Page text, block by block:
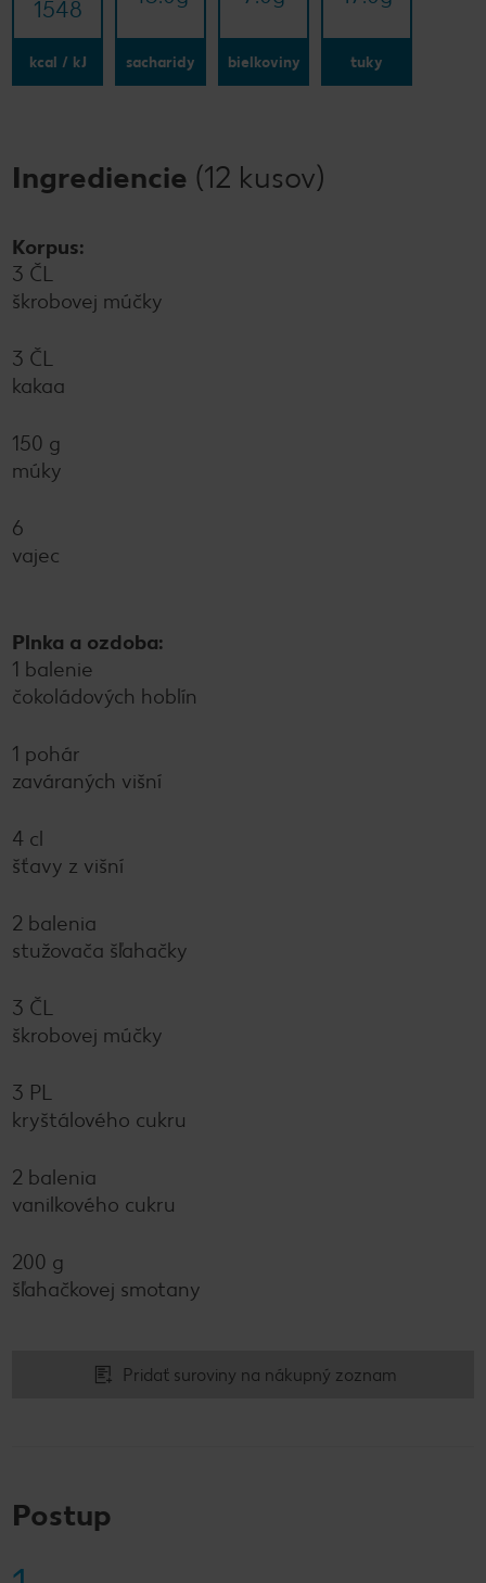
1548
kcal / kJ sacharidy bielkoviny tuky
Ingrediencie (12 kusov)
Korpus:
3 ČL
škrobovej múčky
3 ČL
kakaa
150 g
múky
6
vajec
Plnka a ozdoba:
1 balenie
čokoládových hoblín
1 pohár
zaváraných višní
4 cl
šťavy z višní
2 balenia
stužovača šľahačky
3 ČL
škrobovej múčky
3 PL
kryštálového cukru
2 balenia
vanilkového cukru
200 g
šľahačkovej smotany
Pridať suroviny na nákupný zoznam
Postup